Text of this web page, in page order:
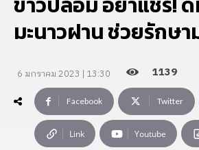
มะนาวฝาน ช่วยรักษา
6 มกราคม 2023 | 13:30 1139
Facebook Twitter
Link Youtube